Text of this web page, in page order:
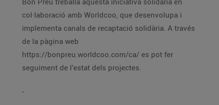
col·laboració amb Worldcoo, que desenvolupa i
implementa canals de recaptació solidària. A través
de la pàgina web
https://bonpreu.worldcoo.com/ca/ es pot fer
seguiment de l’estat dels projectes.